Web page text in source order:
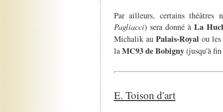
Par ailleurs, certains
Pagliacci) sera donné àLa
Michalik au Palais-Royal ou
laMC93 de Bobigny(jusqu'à fin
E. Toison d'art